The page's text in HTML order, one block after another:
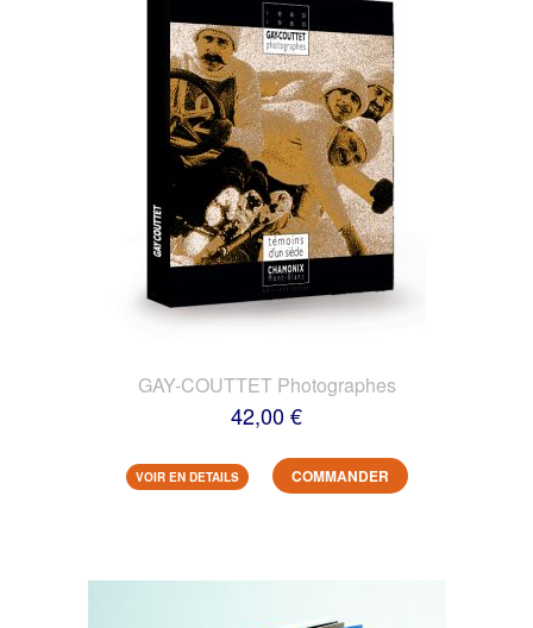
GAY-COUTTET Photographes
42,00 €
VOIR EN DETAILS COMMANDER